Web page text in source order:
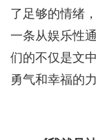
了足够的情绪
一条从娱乐性
们的不仅是文
勇气和幸福的力